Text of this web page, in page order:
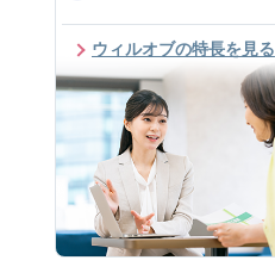
ウィルオブの特長を見る